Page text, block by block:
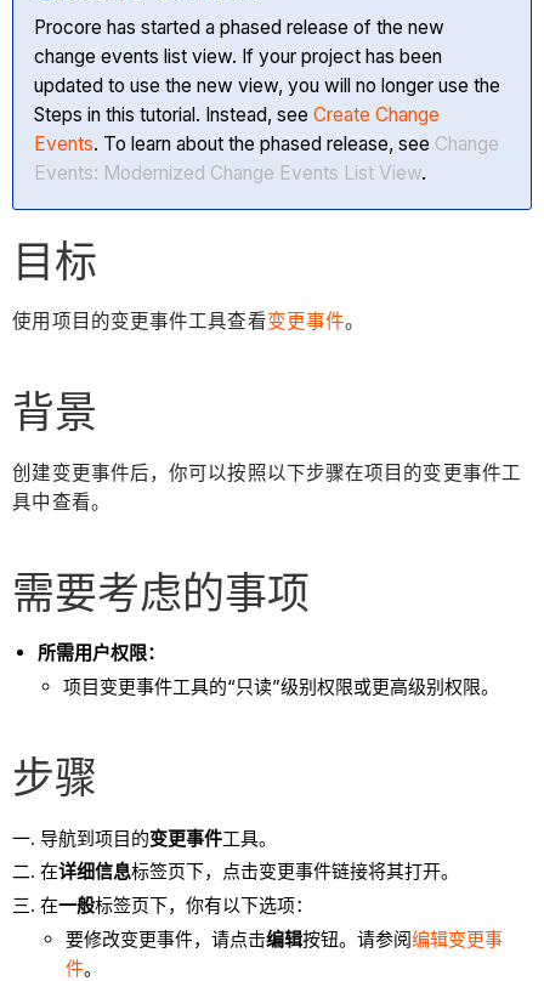
Procore has started a phased release of the new
change events list view. If your project has been
updated to use the new view, you will no longer use the
Steps in this tutorial. Instead, seeCreate Change
Events. To learn about the phased release, see Change
Events: Modernized Change Events List View.
目标
使用项目的变更事件工具查看变更事件。
背景
创建变更事件后，你可以按照以下步骤在项目的变更事件工
具中查看。
需要考虑的事项
所需用户权限：
项目变更事件工具的“只读”级别权限或更高级别权限。
步骤
导航到项目的变更事件工具。
在详细信息标签页下，点击变更事件链接将其打开。
在一般标签页下，你有以下选项：
要修改变更事件，请点击编辑按钮。请参阅编辑变更事
件。